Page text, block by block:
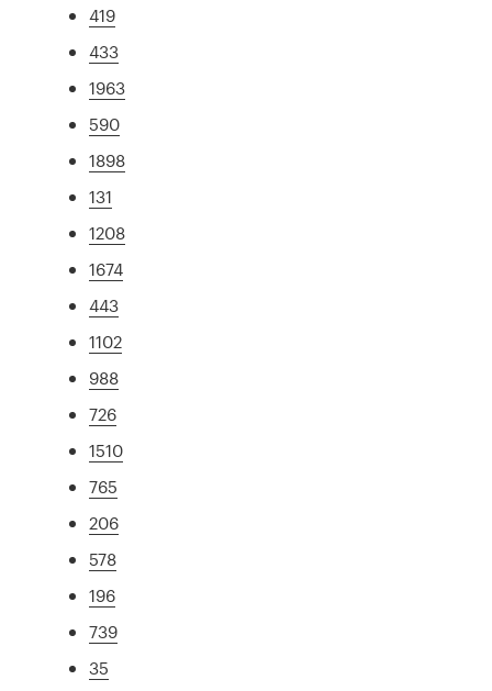
419
433
1963
590
1898
131
1208
1674
443
1102
988
726
1510
765
206
578
196
739
35